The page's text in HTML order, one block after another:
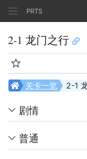
PRTS
2-1 龙门之行
监视
2-1
关卡一览
剧情
普通